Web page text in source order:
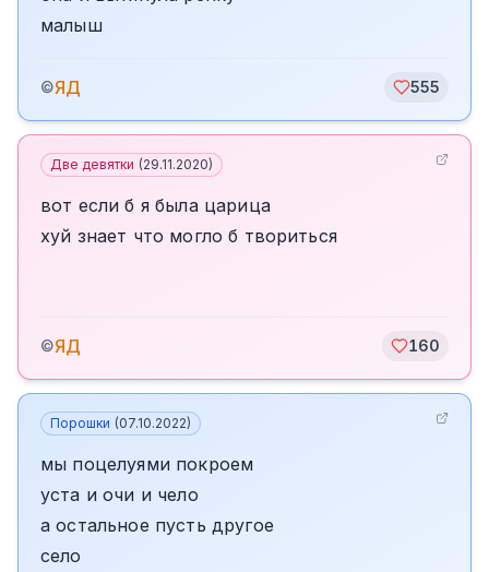
малыш
©ЯД 555
Две девятки (29.11.2020)
вот если б я была царица
хуй знает что могло б твориться
©ЯД 160
Порошки (07.10.2022)
мы поцелуями покроем
уста и очи и чело
а остальное пусть другое
село